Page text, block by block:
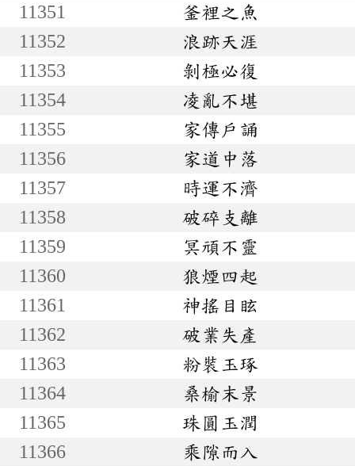
11351
釜裡之魚
11352
浪跡天涯
11353
剝極必復
11354
凌亂不堪
11355
家傳戶誦
11356
家道中落
11357
時運不濟
11358
破碎支離
11359
冥頑不靈
11360
狼煙四起
11361
神搖目眩
11362
破業失產
11363
粉裝玉琢
11364
桑榆末景
11365
珠圓玉潤
11366
乘隙而入